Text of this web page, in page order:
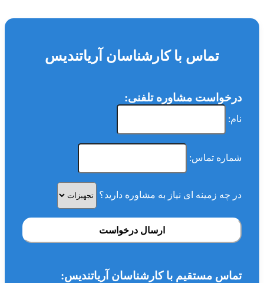
تماس با کارشناسان آریاتندیس
درخواست مشاوره تلفنی:
نام:
شماره تماس:
در چه زمینه ای نیاز به مشاوره دارید؟
ارسال درخواست
تماس مستقیم با کارشناسان آریاتندیس: